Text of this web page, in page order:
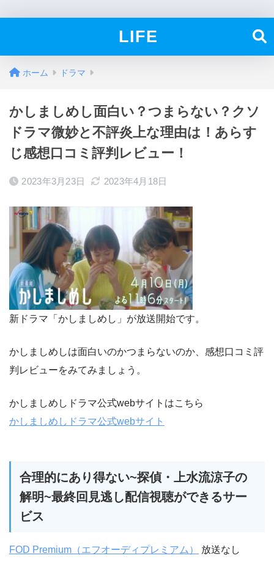
LIFE
ホーム ドラマ
かしましめし面白い？つまらない？クソ
ドラマ微妙と不評炎上な理由は！あらす
じ感想口コミ評判レビュー！
2023年3月23日 2023年4月18日
新ドラマ「かしましめし」が放送開始です。
かしましめしは面白いのかつまらないのか、感想口コミ評
判レビューをみてみましょう。
かしましめしドラマ公式webサイトはこちら
かしましめしドラマ公式webサイト
合理的にあり得ない~探偵・上水流涼子の
解明~最終回見逃し配信視聴ができるサー
ビス
FOD Premium（エフオーディプレミアム） 放送なし